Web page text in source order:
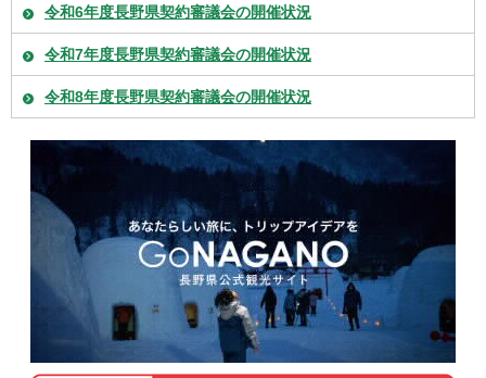
令和6年度長野県契約審議会の開催状況
令和7年度長野県契約審議会の開催状況
令和8年度長野県契約審議会の開催状況